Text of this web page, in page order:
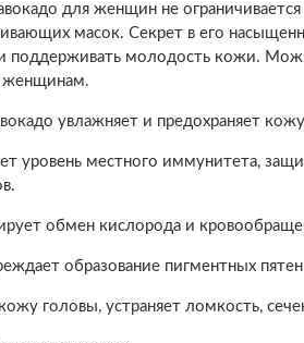
авокадо для женщин не
масок. Секрет в его
поддерживать молодость кожи.
женщинам.
увлажняет и предохраняет
уровень местного иммунитета,
обмен кислорода и
образование пигментных
головы, устраняет ломкость,